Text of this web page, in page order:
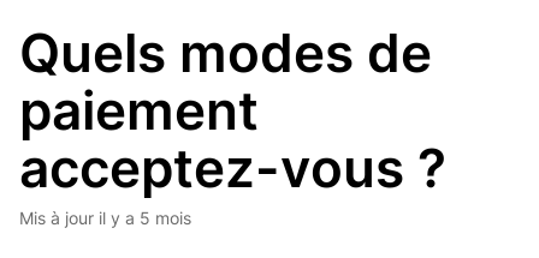
Quels modes de
paiement
acceptez-vous ?
Mis à jour il y a 5 mois